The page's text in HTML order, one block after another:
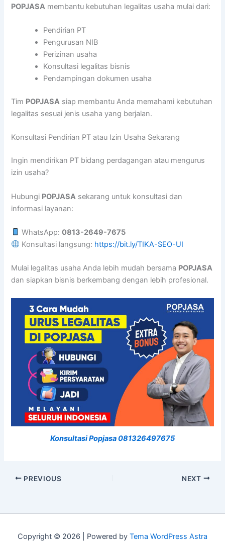
POPJASA membantu kebutuhan legalitas usaha mulai dari:
Pendirian PT
Pengurusan NIB
Perizinan usaha
Konsultasi legalitas bisnis
Pendampingan dokumen usaha
Tim POPJASA siap membantu Anda memahami kebutuhan
legalitas sesuai jenis usaha yang berjalan.
Konsultasi Pendirian PT atau Izin Usaha Sekarang
Ingin mendirikan PT bidang perdagangan atau mengurus
izin usaha?
Hubungi POPJASA sekarang untuk konsultasi dan
informasi layanan:
WhatsApp:0813-2649-7675
Konsultasi langsung: https://bit.ly/TIKA-SEO-UI
Mulai legalitas usaha Anda lebih mudah bersama POPJASA
dan siapkan bisnis berkembang dengan lebih profesional.
Konsultasi Popjasa 081326497675
PREVIOUS NEXT
Copyright © 2026 | Powered by Tema WordPress Astra